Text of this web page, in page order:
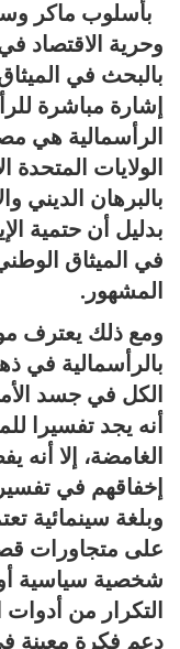
بأسلوب ماكر
وحرية الاقتصاد
بالبحث في
إشارة مباشرة
الرأسمالية هي
الولايات
بالبرهان الديني
بدليل أن حتمية
في الميثاق
المشهور.
ومع ذلك يعترف
بالرأسمالية في
الكل في جسد
أنه يجد تفسيرا
الغامضة، إلا أنه
إخفاقهم في
وبلغة سينمائية
على متجاورات
شخصية سياسية أو
التكرار من
دعم فكرة معينة